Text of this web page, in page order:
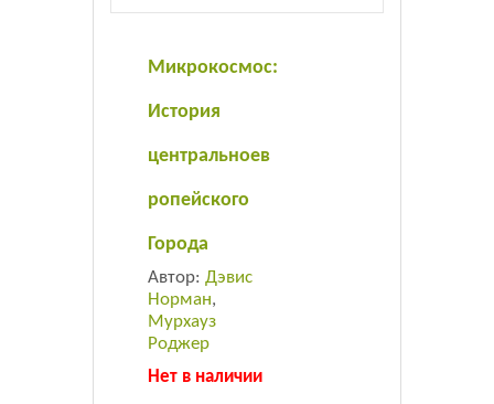
Микрокосмос:
История
центральноев
ропейского
Города
Автор: Дэвис
Норман,
Мурхауз
Роджер
Нет в наличии